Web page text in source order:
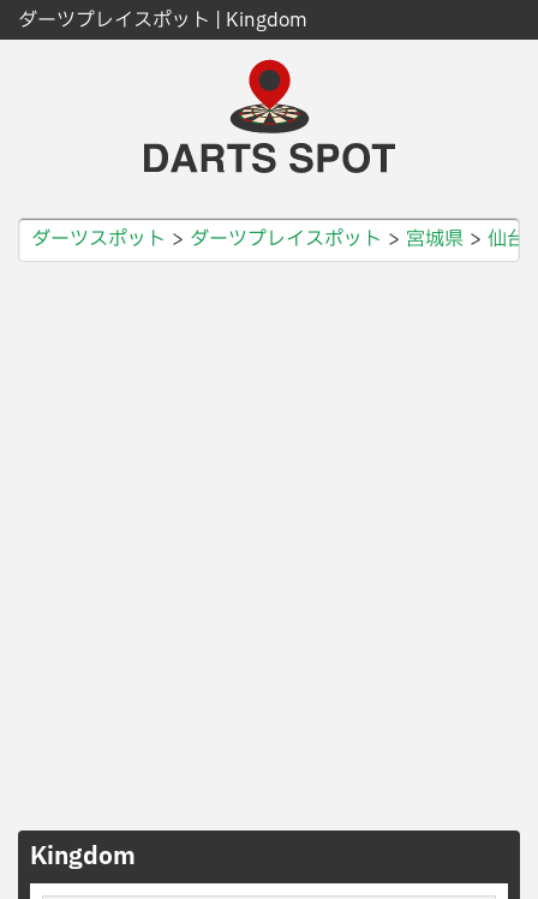
ダーツプレイスポット | Kingdom
ダーツスポット ダーツプレイスポット 宮城県 仙台
Kingdom